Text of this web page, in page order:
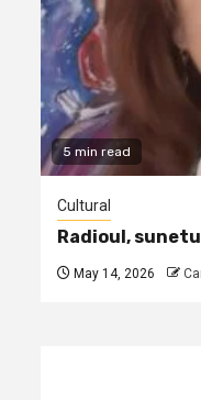
5 min read
Cultural
Radioul,
May 14, 2026